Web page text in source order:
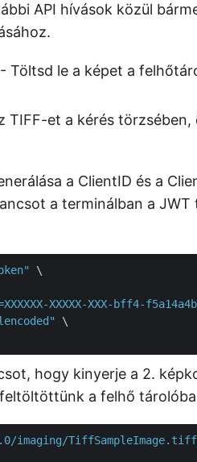
API hívások közül
- Töltsd le a képet a
TIFF-et a kérés törzsében,
a ClientID és a
a terminálban a JWT
\
XXXXX-XXX-bff4-
\
hogy kinyerje a 2.
a felhő
TiffSampleImage.tiff/